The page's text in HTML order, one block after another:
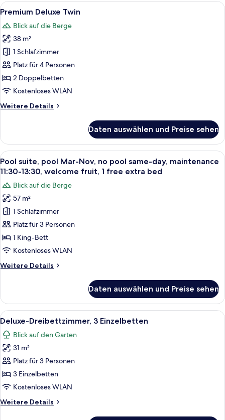
Alle
Fotos
für
Premium
Deluxe
Twin
anzeigen
Ein modernes Hotelzimmer mit zwei
4
Premium Deluxe Twin
Blick auf die Berge
38 m²
1 Schlafzimmer
Platz für 4 Personen
2 Doppelbetten
Kostenloses WLAN
Weitere Details
Weitere
Deluxe
Twin
Daten auswählen und Preise sehen
Alle
Fotos
Pool
suite,
pool
Mar-
Nov,
no
same-
11:30-
13:30,
welcome
fruit,
1
free
extra
bed
anzeigen
Ein modernes Wohnzimmer mit
12
Pool suite, pool Mar-Nov, no pool same-day, maintenance
11:30-13:30, welcome fruit, 1 free extra bed
Blick auf die Berge
57 m²
1 Schlafzimmer
Platz für 3 Personen
1 King-Bett
Kostenloses WLAN
Weitere Details
Weitere
suite,
pool
Mar-
Nov,
no
pool
same-
day,
maintenance
11:30-
13:30,
welcome
Daten auswählen und Preise sehen
Alle
Fotos
für
Deluxe-
Dreibettzimmer,
3 Einzelbetten
anzeigen
Ein Hotelzimmer mit zwei
8
Deluxe-Dreibettzimmer, 3 Einzelbetten
Blick auf den Garten
31 m²
Platz für 3 Personen
3 Einzelbetten
Kostenloses WLAN
Weitere Details
Weitere